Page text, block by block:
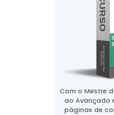
Com o Mestre
ao Avançado
páginas de